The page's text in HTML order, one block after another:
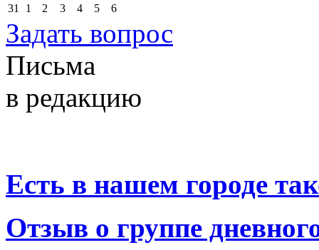
31
1 2 3 4 5 6
Задать вопрос
Письма
в редакцию
Есть в нашем городе
Отзыв о группе